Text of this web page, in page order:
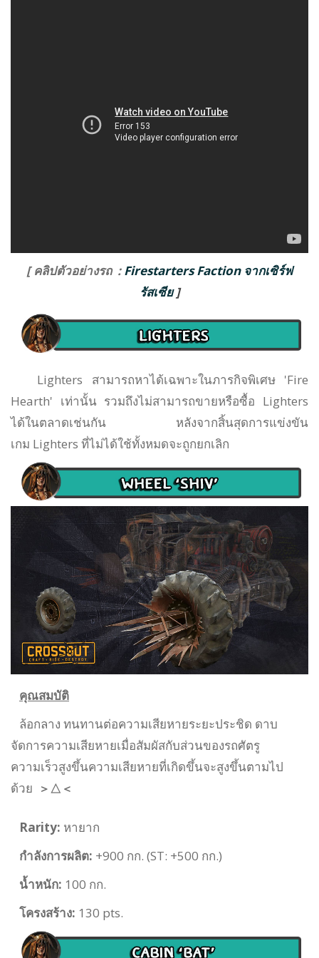
[ คลิปตัวอย่างรถ : Firestarters Faction จากเซิร์ฟ
รัสเซีย ]
Lighters สามารถหาได้เฉพาะในภารกิจพิเศษ 'Fire
Hearth' เท่านั้น รวมถึงไม่สามารถขายหรือซื้อ Lighters
ได้ในตลาดเช่นกัน หลังจากสิ้นสุดการแข่งขัน
เกม Lighters ที่ไม่ได้ใช้ทั้งหมดจะถูกยกเลิก
คุณสมบัติ
ล้อกลาง ทนทานต่อความเสียหายระยะประชิด ดาบ
จัดการความเสียหายเมื่อสัมผัสกับส่วนของรถศัตรู
ความเร็วสูงขึ้นความเสียหายที่เกิดขึ้นจะสูงขึ้นตามไป
ด้วย ＞△＜
Rarity: หายาก
กำลังการผลิต: +900 กก. (ST: +500 กก.)
น้ำหนัก: 100 กก.
โครงสร้าง: 130 pts.